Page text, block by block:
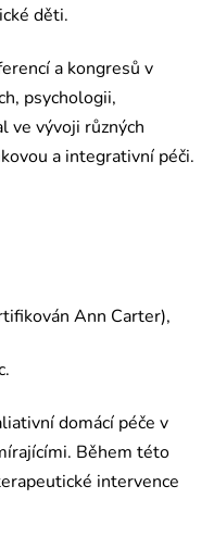
děti.
a kongresů v
psychologii,
ve vývoji různých
a integrativní péči.
Ann Carter),
domácí péče v
Během této
intervence